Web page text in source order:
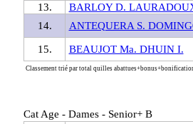
13.
BARLOY D.
14.
ANTEQUERA S.
15.
BEAUJOT Ma. DHUIN I.
Classement trié par total quilles
Cat Age - Dames - Senior+ B